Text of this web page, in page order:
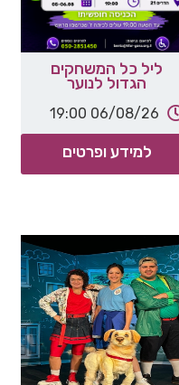
ליל כל המשחקים
הגדול לנוער
06/08/26
19:00
למידע ופרטים